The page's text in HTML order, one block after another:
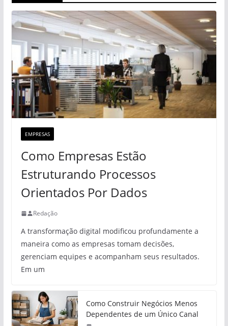
EMPRESAS
Como Empresas Estão
Estruturando Processos
Orientados Por Dados
Redação
A transformação digital modificou profundamente a
maneira como as empresas tomam decisões,
gerenciam equipes e acompanham seus resultados.
Em um
Como Construir Negócios Menos
Dependentes de um Único Canal